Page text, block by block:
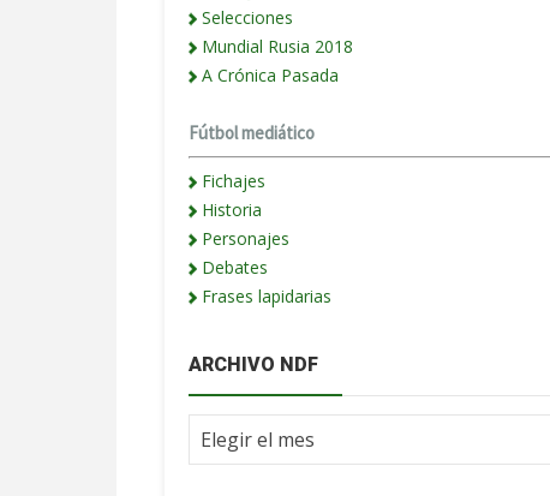
Selecciones
Mundial Rusia 2018
A Crónica Pasada
Fútbol mediático
Fichajes
Historia
Personajes
Debates
Frases lapidarias
ARCHIVO NDF
Archivo